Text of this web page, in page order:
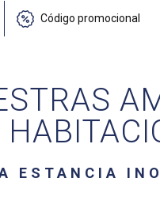
ESTANCIA